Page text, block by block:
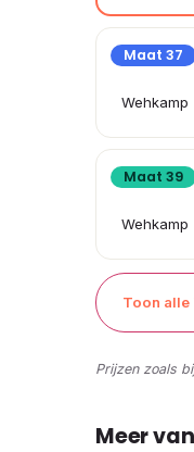
Maat 37
Wehkamp
Maat 39
Wehkamp
Toon alle
Prijzen zoals
Meer